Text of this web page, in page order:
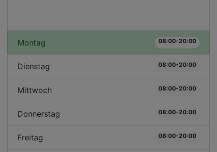
Montag 08:00-20:00
Dienstag 08:00-20:00
Mittwoch 08:00-20:00
Donnerstag 08:00-20:00
Freitag 08:00-20:00